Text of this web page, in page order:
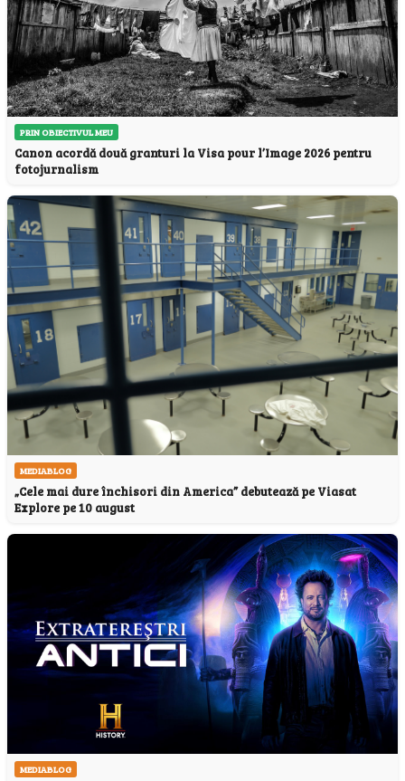
PRIN OBIECTIVUL MEU
Canon acordă două granturi la Visa pour l’Image 2026 pentru
fotojurnalism
MEDIABLOG
„Cele mai dure închisori din America” debutează pe Viasat
Explore pe 10 august
MEDIABLOG